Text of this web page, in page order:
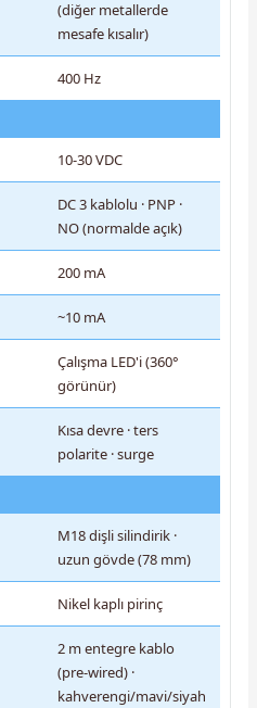
(diğer metallerde
mesafe kısalır)
400 Hz
10-30 VDC
DC 3 kablolu · PNP ·
NO (normalde açık)
200 mA
~10 mA
Çalışma LED'i (360°
görünür)
Kısa devre · ters
polarite · surge
M18 dişli silindirik ·
uzun gövde (78 mm)
Nikel kaplı pirinç
2 m entegre kablo
(pre-wired) ·
kahverengi/mavi/siyah